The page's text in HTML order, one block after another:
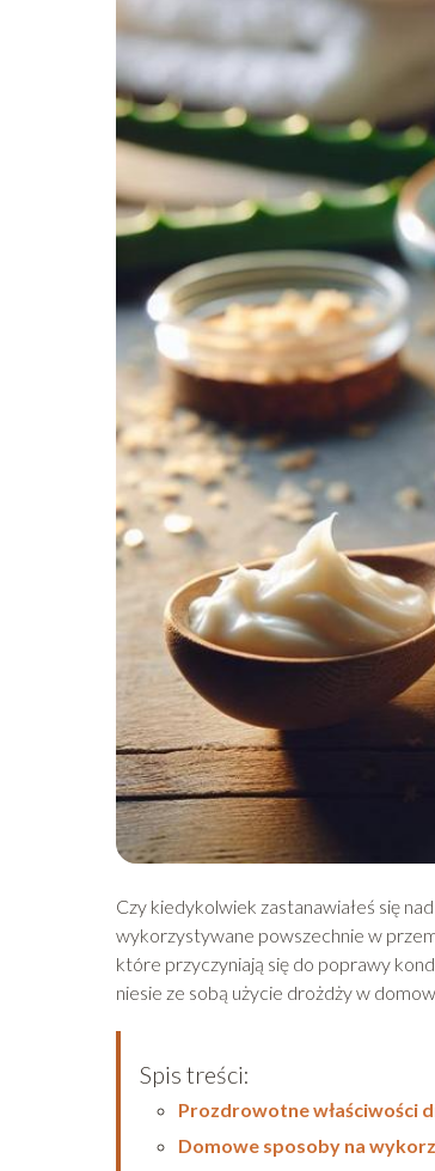
Czy kiedykolwiek zastanawiałeś się
wykorzystywane powszechnie w
które przyczyniają się do poprawy
niesie ze sobą użycie drożdży w
Spis treści:
Prozdrowotne właściwości
Domowe sposoby na